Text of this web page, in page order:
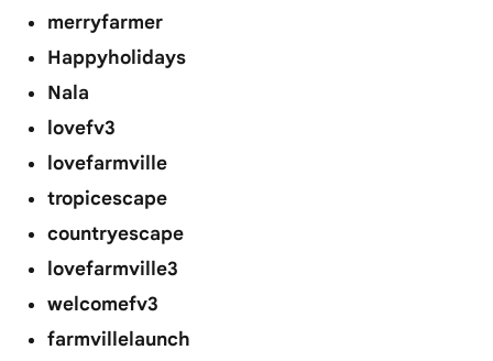
merryfarmer
Happyholidays
Nala
lovefv3
lovefarmville
tropicescape
countryescape
lovefarmville3
welcomefv3
farmvillelaunch